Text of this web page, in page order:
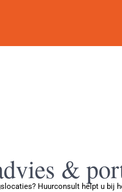
&
Huurconsult helpt u bij